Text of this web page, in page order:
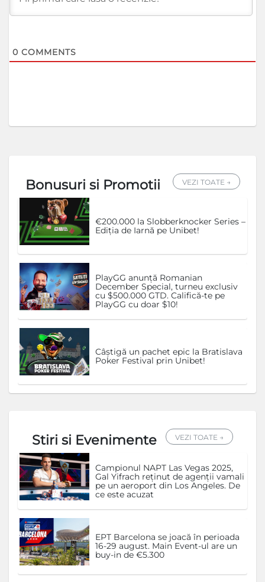
0 COMMENTS
Bonusuri si Promotii VEZI TOATE →
€200.000 la Slobberknocker Series –
Ediția de Iarnă pe Unibet!
PlayGG anunță Romanian
December Special, turneu exclusiv
cu $500.000 GTD. Califică-te pe
PlayGG cu doar $10!
Câștigă un pachet epic la Bratislava
Poker Festival prin Unibet!
Stiri si Evenimente VEZI TOATE →
Campionul NAPT Las Vegas 2025,
Gal Yifrach reținut de agenții vamali
pe un aeroport din Los Angeles. De
ce este acuzat
EPT Barcelona se joacă în perioada
16-29 august. Main Event-ul are un
buy-in de €5.300